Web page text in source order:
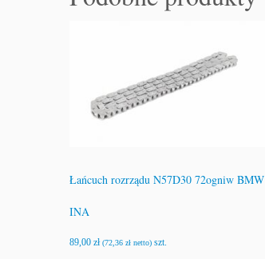
Łańcuch rozrządu N57D30 72ogniw BMW
INA
89,00 zł (72,36 zł netto) szt.